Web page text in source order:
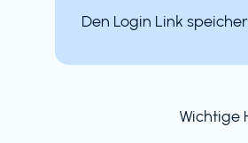
Den Login Link
Wichtige